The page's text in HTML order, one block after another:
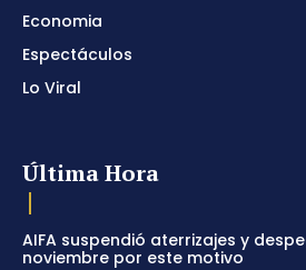
Economia
Espectáculos
Lo Viral
Última Hora
AIFA suspendió aterrizajes y
noviembre por este motivo